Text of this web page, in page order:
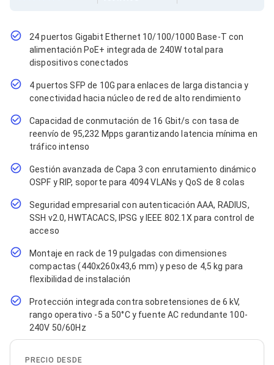
Jacks de Red
Conectores
Tapas y Cajas
Pinzas Ponchadoras
Probadores de Cable
Cortadoras de Cable
Protectores para Cables
Cables para Impresoras
Bobinas
Cableado Estructurado
Sujetadores de Cables
Cinchos
Adaptadores
Adaptadores PC
Adaptadores PC USB
Adaptadores PC Serial
Adaptadores PC SATA
Adaptadores PC IDE
Adaptadores PC Teclado
Bluetooth
Adaptadores Video
Adaptadores Video DisplayPort
Divisores de Video
Adaptadores Video HDMI
Extensores y Receptores de Vídeo
Adaptadores Video DVI
24 puertos Gigabit Ethernet 10/100/1000 Base-T con
alimentación PoE+ integrada de 240W total para
dispositivos conectados
4 puertos SFP de 10G para enlaces de larga distancia y
conectividad hacia núcleo de red de alto rendimiento
Capacidad de conmutación de 16 Gbit/s con tasa de
reenvío de 95,232 Mpps garantizando latencia mínima en
tráfico intenso
Gestión avanzada de Capa 3 con enrutamiento dinámico
OSPF y RIP, soporte para 4094 VLANs y QoS de 8 colas
Seguridad empresarial con autenticación AAA, RADIUS,
SSH v2.0, HWTACACS, IPSG y IEEE 802.1X para control de
acceso
Montaje en rack de 19 pulgadas con dimensiones
compactas (440x260x43,6 mm) y peso de 4,5 kg para
flexibilidad de instalación
Protección integrada contra sobretensiones de 6 kV,
rango operativo -5 a 50°C y fuente AC redundante 100-
240V 50/60Hz
PRECIO DESDE